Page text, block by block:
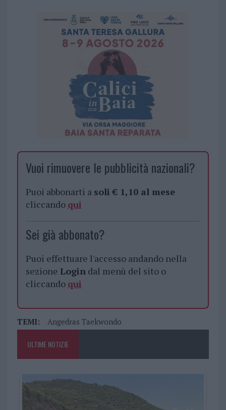
Vuoi rimuovere le pubblicità nazionali?
Puoi abbonarti a soli € 1,10 al mese
cliccando qui
Sei già abbonato?
Puoi effettuare l'accesso andando nella
sezione Logindal menù del sito o
cliccando qui
TEMI: Angedras Taekwondo
ULTIME NOTIZIE